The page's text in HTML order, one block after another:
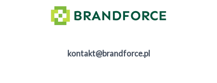
kontakt@brandforce.pl